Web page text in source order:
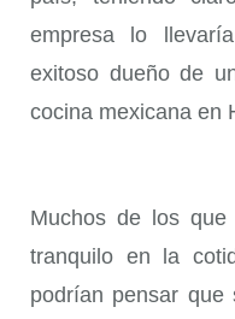
empresa lo
exitoso dueño de
cocina mexicana en
Muchos de los
tranquilo en la
podrían pensar